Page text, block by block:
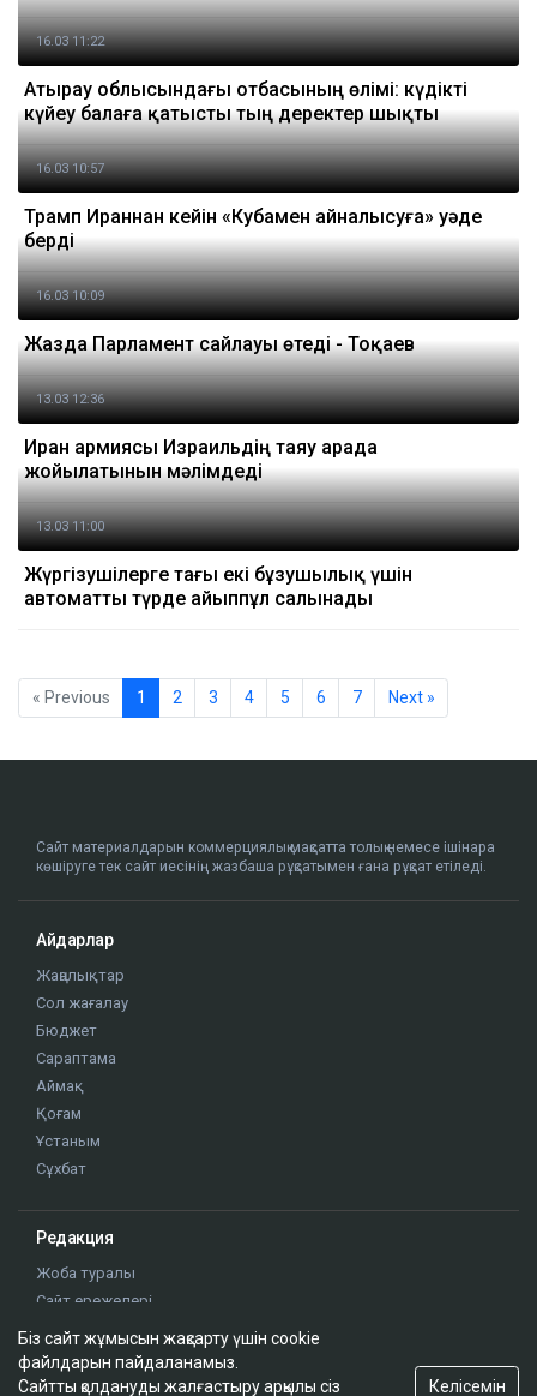
16.03 11:22
Атырау облысындағы отбасының өлімі: күдікті
күйеу балаға қатысты тың деректер шықты
16.03 10:57
Трамп Ираннан кейін «Кубамен айналысуға» уәде
берді
16.03 10:09
Жазда Парламент сайлауы өтеді - Тоқаев
13.03 12:36
Иран армиясы Израильдің таяу арада
жойылатынын мәлімдеді
13.03 11:00
Жүргізушілерге тағы екі бұзушылық үшін
автоматты түрде айыппұл салынады
« Previous 1 2 3 4 5 6 7 Next »
Сайт материалдарын коммерциялық мақсатта толық немесе ішінара
көшіруге тек сайт иесінің жазбаша рұқсатымен ғана рұқсат етіледі.
Айдарлар
Жаңалықтар
Сол жағалау
Бюджет
Сараптама
Аймақ
Қоғам
Ұстаным
Сұхбат
Редакция
Жоба туралы
Сайт ережелері
Сайттағы жарнама
Байланыс
Редакциялық саясат
Біз сайт жұмысын жақсарту үшін cookie
файлдарын пайдаланамыз.
Сайтты қолдануды жалғастыру арқылы сіз
Келісемін